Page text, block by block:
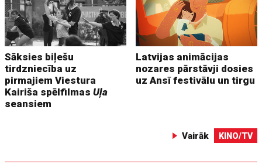
Sāksies biļešu
tirdzniecība uz
pirmajiem Viestura
Kairiša spēlfilmasUļa
seansiem
Latvijas animācijas
nozares pārstāvji dosies
uz Ansī festivālu un tirgu
Vairāk KINO/TV